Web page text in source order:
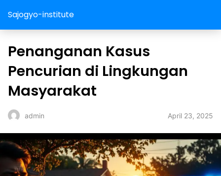
Sajogyo-institute
Penanganan Kasus
Pencurian di Lingkungan
Masyarakat
admin April 23, 2025